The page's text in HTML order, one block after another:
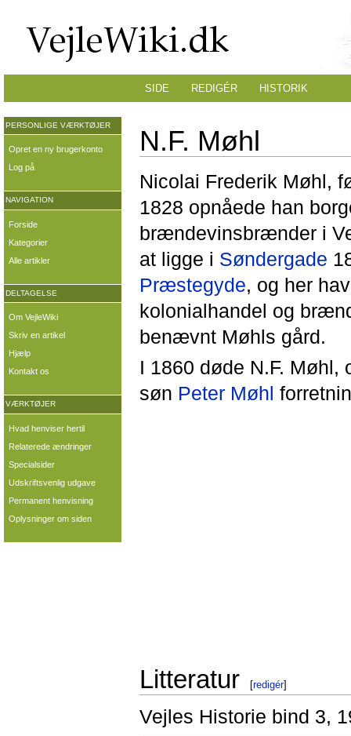
N.F. Møhl
Nicolai Frederik Møhl,
1828 opnåede han
brændevinsbrænder i
at ligge i Søndergade
Præstegyde, og her
kolonialhandel og
benævnt Møhls gård.
I 1860 døde N.F. Møhl,
søn Peter Møhl
Litteratur [redigér]
Vejles Historie bind 3,
SIDE REDIGÉR HISTORIK
PERSONLIGE VÆRKTØJER
Opret en ny brugerkonto
Log på
NAVIGATION
Forside
Kategorier
Alle artikler
DELTAGELSE
Om VejleWiki
Skriv en artikel
Hjælp
Kontakt os
VÆRKTØJER
Hvad henviser hertil
Relaterede ændringer
Specialsider
Udskriftsvenlig udgave
Permanent henvisning
Oplysninger om siden